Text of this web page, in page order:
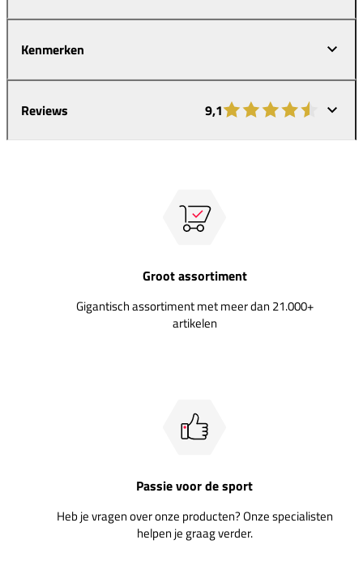
Kenmerken
Reviews 9,1
Groot assortiment
Gigantisch assortiment met meer dan 21.000+
artikelen
Passie voor de sport
Heb je vragen over onze producten? Onze specialisten
helpen je graag verder.